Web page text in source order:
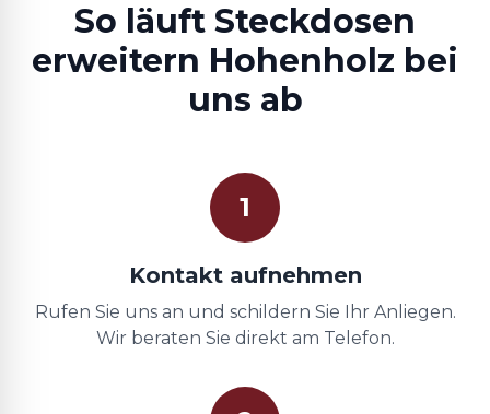
So läuft Steckdosen
erweitern Hohenholz bei
uns ab
1
Kontakt aufnehmen
Rufen Sie uns an und schildern Sie Ihr Anliegen.
Wir beraten Sie direkt am Telefon.